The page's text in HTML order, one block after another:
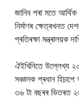
জানিব পৰা মতে
নিৰ্মাণৰ ক্ষেত্ৰখনত
প্ৰতিৰক্ষা মন্ত্ৰালয়ক
ঐইখিনিতে উল্লেখ্য
সঞ্চালক প্ৰধান
৩৬ টা বছৰৰ ভিতৰত ২৬